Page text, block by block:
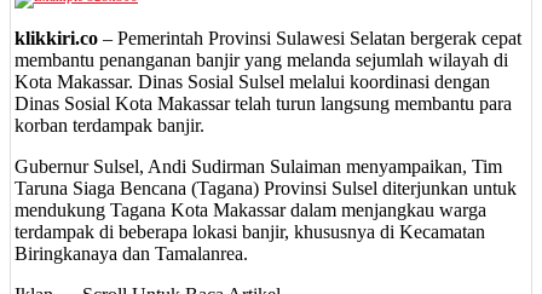
klikkiri.co – Pemerintah Provinsi Sulawesi Selatan bergerak cepat
membantu penanganan banjir yang melanda sejumlah wilayah di
Kota Makassar. Dinas Sosial Sulsel melalui koordinasi dengan
Dinas Sosial Kota Makassar telah turun langsung membantu para
korban terdampak banjir.
Gubernur Sulsel, Andi Sudirman Sulaiman menyampaikan, Tim
Taruna Siaga Bencana (Tagana) Provinsi Sulsel diterjunkan untuk
mendukung Tagana Kota Makassar dalam menjangkau warga
terdampak di beberapa lokasi banjir, khususnya di Kecamatan
Biringkanaya dan Tamalanrea.